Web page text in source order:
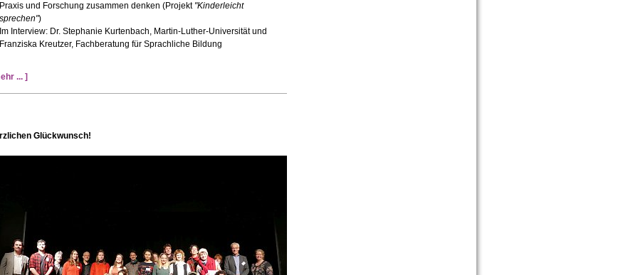
Praxis und Forschung zusammen denken (Projekt "Kinderleicht
sprechen")
Im Interview: Dr. Stephanie Kurtenbach, Martin-Luther-Universität und
Franziska Kreutzer, Fachberatung für Sprachliche Bildung
... ]
Glückwunsch!